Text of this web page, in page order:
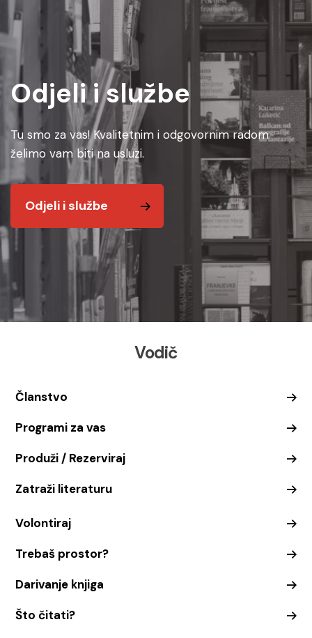
Odjeli i službe
Tu smo za vas! Kvalitetnim i odgovornim radom
želimo vam biti na usluzi.
Odjeli i službe
Vodič
Članstvo
Programi za vas
Produži / Rezerviraj
Zatraži literaturu
Volontiraj
Trebaš prostor?
Darivanje knjiga
Što čitati?